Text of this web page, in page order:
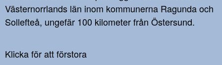
Västernorrlands län inom kommunerna Ragunda och
Sollefteå, ungefär 100 kilometer från Östersund.
Klicka för att förstora